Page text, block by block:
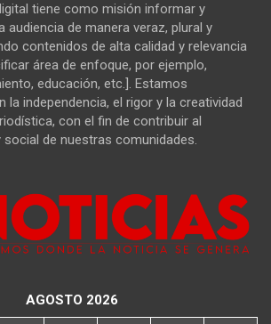
tiene como misión informar y
audiencia de manera veraz, plural y
contenidos de alta calidad y relevancia
área de enfoque, por ejemplo,
educación, etc.]. Estamos
independencia, el rigor y la creatividad
con el fin de contribuir al
de nuestras comunidades.
AGOSTO 2026